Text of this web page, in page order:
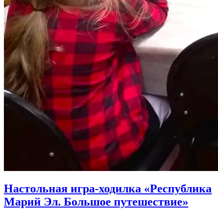
Настольная игра-ходилка «Республика
Марий Эл. Большое путешествие»